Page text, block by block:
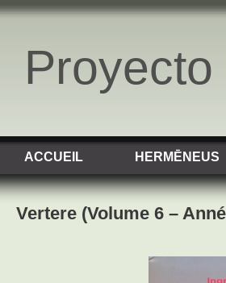
ACCUEIL HERMĒNEUS
Vertere (Volume 6 –